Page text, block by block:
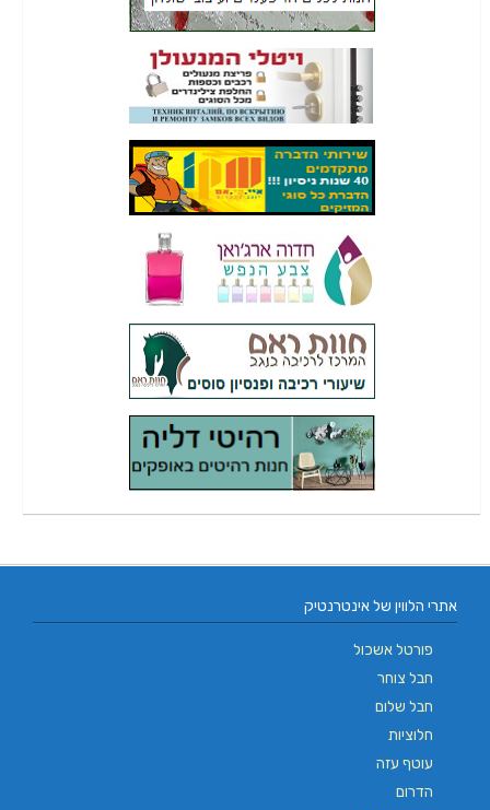
אתרי הלווין של אינטרנטיק
פורטל אשכול
חבל צוחר
חבל שלום
חלוציות
עוטף עזה
הדרום